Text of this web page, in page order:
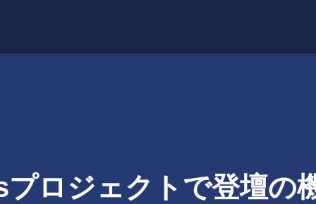
プロジェクトで登壇の